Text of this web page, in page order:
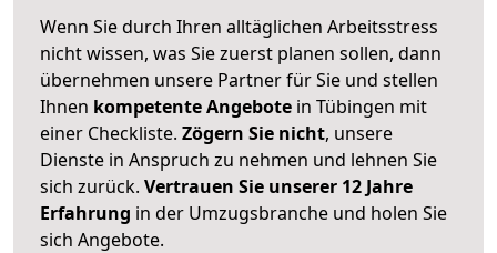
Wenn Sie durch Ihren alltäglichen Arbeitsstress
nicht wissen, was Sie zuerst planen sollen, dann
übernehmen unsere Partner für Sie und stellen
Ihnen kompetente Angebote in Tübingen mit
einer Checkliste. Zögern Sie nicht, unsere
Dienste in Anspruch zu nehmen und lehnen Sie
sich zurück. Vertrauen Sie unserer 12 Jahre
Erfahrung in der Umzugsbranche und holen Sie
sich Angebote.